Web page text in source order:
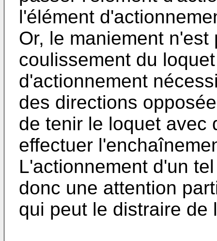
l'élément
Or, le maniement
coulissement du
d'actionnement
des directions
de tenir le loquet avec
effectuer
L'actionnement d'un
donc une attention
qui peut le distraire de